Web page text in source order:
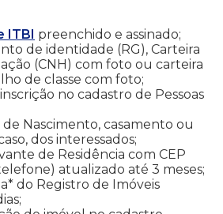
ITBI preenchido e assinado;
de identidade (RG), Carteira
(CNH) com foto ou carteira
de classe com foto;
no cadastro de Pessoas
de Nascimento, casamento ou
dos interessados;
de Residência com CEP
atualizado até 3 meses;
do Registro de Imóveis